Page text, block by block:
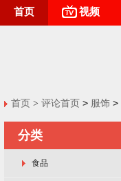
首页 视频
首页 > 评论首页 > 服饰 >
分类
食品